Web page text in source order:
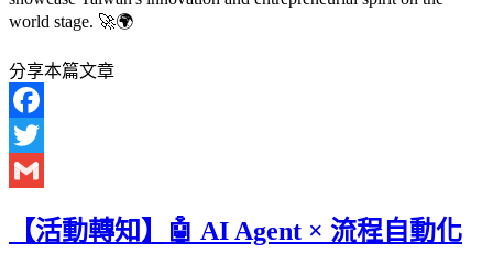
world stage. 🚀🌍
分享本篇文章
Facebook
Twitter
【活動轉知】🤖 AI Agent × 流程自動化